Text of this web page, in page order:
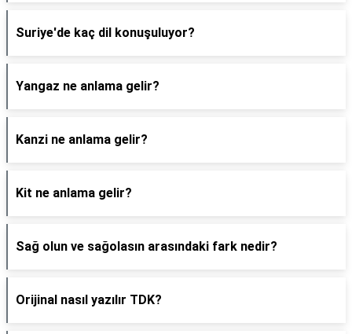
Suriye'de kaç dil konuşuluyor?
Yangaz ne anlama gelir?
Kanzi ne anlama gelir?
Kit ne anlama gelir?
Sağ olun ve sağolasın arasındaki fark nedir?
Orijinal nasıl yazılır TDK?